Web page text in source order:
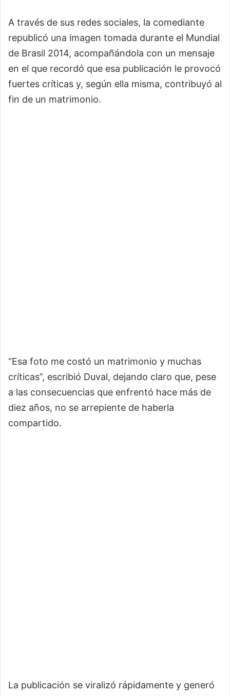
A través de sus redes sociales, la comediante
republicó una imagen tomada durante el Mundial
de Brasil 2014, acompañándola con un mensaje
en el que recordó que esa publicación le provocó
fuertes críticas y, según ella misma, contribuyó al
fin de un matrimonio.
“Esa foto me costó un matrimonio y muchas
críticas”, escribió Duval, dejando claro que, pese
a las consecuencias que enfrentó hace más de
diez años, no se arrepiente de haberla
compartido.
La publicación se viralizó rápidamente y generó